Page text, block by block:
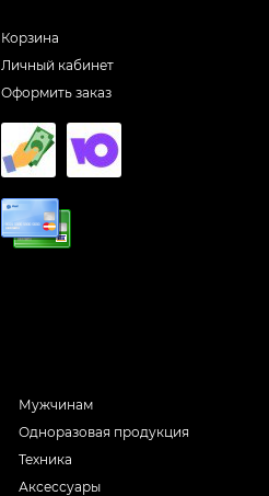
Корзина
Личный кабинет
Оформить заказ
Мужчинам
Одноразовая продукция
Техника
Аксессуары